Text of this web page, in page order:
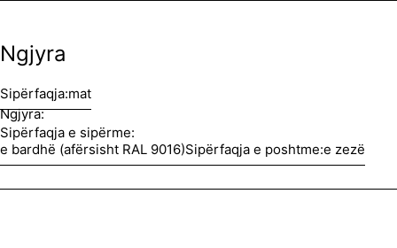
Ngjyra
Sipërfaqja:mat
Ngjyra:
Sipërfaqja e sipërme:
e bardhë (afërsisht RAL 9016)Sipërfaqja e poshtme:e zezë